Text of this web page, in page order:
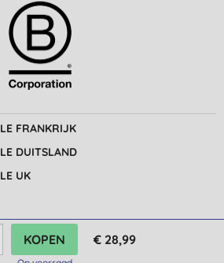
€ 28,99
FRANKRIJK
DUITSLAND
UK
Algemene voorwaarden
Cookie-instellingen